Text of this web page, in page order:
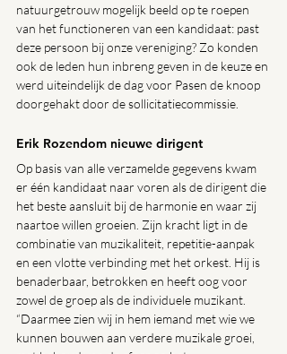
natuurgetrouw mogelijk beeld op te roepen
van het functioneren van een kandidaat: past
deze persoon bij onze vereniging? Zo konden
ook de leden hun inbreng geven in de keuze en
werd uiteindelijk de dag voor Pasen de knoop
doorgehakt door de sollicitatiecommissie.
Erik Rozendom nieuwe dirigent
Op basis van alle verzamelde gegevens kwam
er één kandidaat naar voren als de dirigent die
het beste aansluit bij de harmonie en waar zij
naartoe willen groeien. Zijn kracht ligt in de
combinatie van muzikaliteit, repetitie-aanpak
en een vlotte verbinding met het orkest. Hij is
benaderbaar, betrokken en heeft oog voor
zowel de groep als de individuele muzikant.
“Daarmee zien wij in hem iemand met wie we
kunnen bouwen aan verdere muzikale groei,